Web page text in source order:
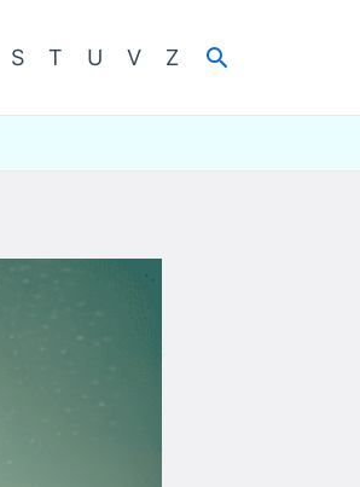
S T U V Z Cerca